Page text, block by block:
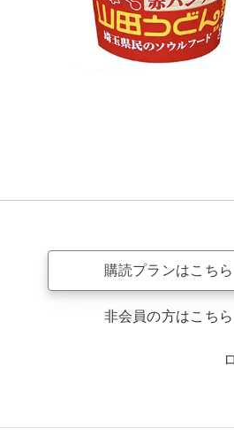
購読プランはこちら
非会員の方はこちら